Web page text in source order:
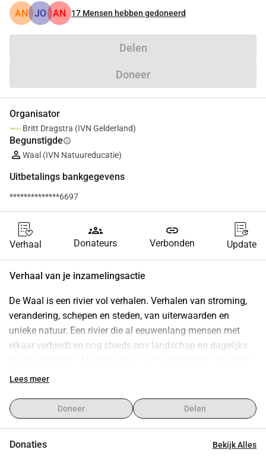
AN JO AN 17 Mensen hebben gedoneerd
Delen
Doneer
Organisator
Britt Dragstra (IVN Gelderland)
Begunstigdeinfo
Waal (IVN Natuureducatie)
Uitbetalings bankgegevens
**************6697
Verhaal
groups
Donateurs
link
Verbonden Update
Verhaal van je inzamelingsactie
De Waal is een rivier vol verhalen. Verhalen van stroming,
verandering, schepen en steden, van uiterwaarden en
unieke natuur. Een rivier die al eeuwenlang mensen met
elkaar verbindt en nog steeds ons landschap en dagelijks
vervuiling bedreigen haar schoonheid en kracht. IVN
juni in Nijmegen in voor meer bewustzijn rondom hoe we
de Waal beter kunnen beschermen.
Het Rivierfestival wordt georganiseerd door 26 jongeren en
Lees meer
Doneer Delen
Donaties Bekijk Alles